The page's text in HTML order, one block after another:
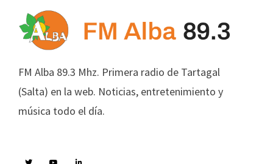
FM Alba 89.3 Mhz. Primera radio de Tartagal
(Salta) en la web. Noticias, entretenimiento y
música todo el día.